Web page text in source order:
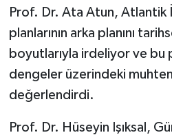
Prof. Dr. Ata Atun, Atlantik
planlarının arka planını
boyutlarıyla irdeliyor ve bu
dengeler üzerindeki
değerlendirdi.
Prof. Dr. Hüseyin Işıksal,